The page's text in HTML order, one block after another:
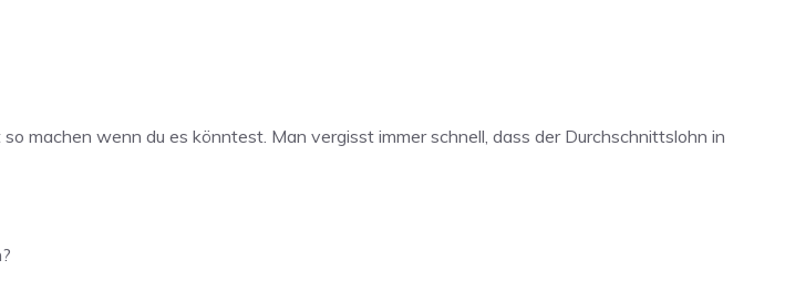
machen wenn du es könntest. Man vergisst immer schnell, dass der Durchschnittslohn in